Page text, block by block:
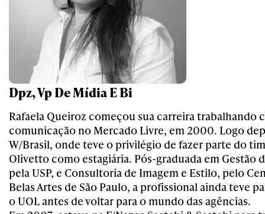
Dpz, Vp De Mídia E Bi
Rafaela Queiroz começou sua carreira trabalhando
comunicação no Mercado Livre, em 2000. Logo
W/Brasil, onde teve o privilégio de fazer parte do
Olivetto como estagiária. Pós-graduada em Gestão
pela USP, e Consultoria de Imagem e Estilo, pelo
Belas Artes de São Paulo, a profissional ainda teve
o UOL antes de voltar para o mundo das agências.